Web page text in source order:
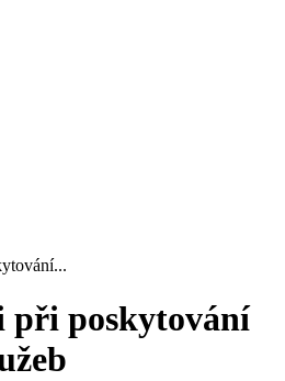
při poskytování